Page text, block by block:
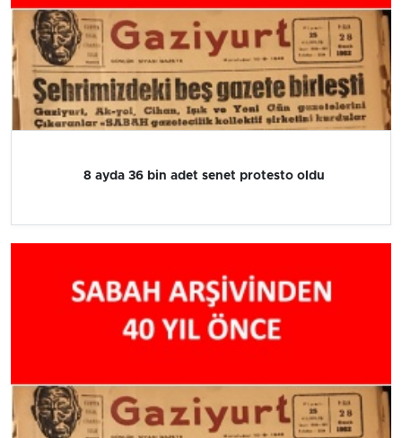
8 ayda 36 bin adet senet protesto oldu